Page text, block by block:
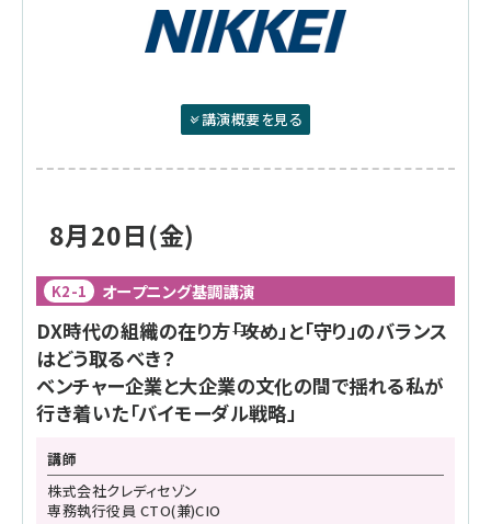
講演概要を見る
8月20日(金)
K2-1 オープニング基調講演
DX時代の組織の在り方――「攻め」と「守り」のバランス
はどう取るべき？
ベンチャー企業と大企業の文化の間で揺れる私が
行き着いた「バイモーダル戦略」
講師
株式会社クレディセゾン
専務執行役員 CTO(兼)CIO